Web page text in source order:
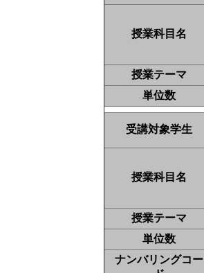
授業科目名
授業テーマ
単位数
受講対象学生
授業科目名
授業テーマ
単位数
ナンバリングコー